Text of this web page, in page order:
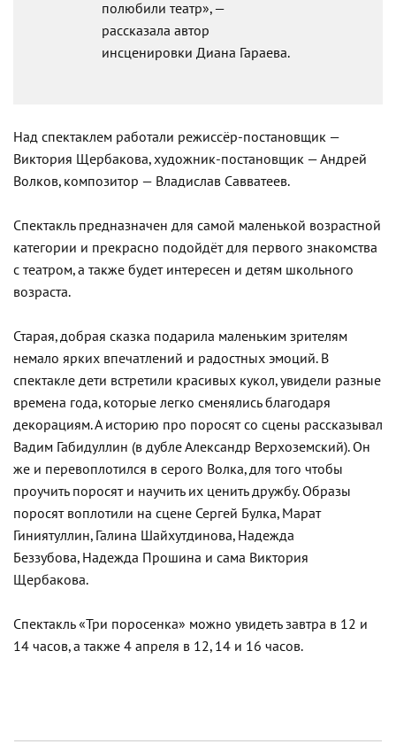
полюбили театр», —
рассказала автор
инсценировки Диана Гараева.
Над спектаклем работали режиссёр-постановщик —
Виктория Щербакова, художник-постановщик — Андрей
Волков, композитор — Владислав Савватеев.
Спектакль предназначен для самой маленькой возрастной
категории и прекрасно подойдёт для первого знакомства
с театром, а также будет интересен и детям школьного
возраста.
Старая, добрая сказка подарила маленьким зрителям
немало ярких впечатлений и радостных эмоций. В
спектакле дети встретили красивых кукол, увидели разные
времена года, которые легко сменялись благодаря
декорациям. А историю про поросят со сцены рассказывал
Вадим Габидуллин (в дубле Александр Верхоземский). Он
же и перевоплотился в серого Волка, для того чтобы
проучить поросят и научить их ценить дружбу. Образы
поросят воплотили на сцене Сергей Булка, Марат
Гиниятуллин, Галина Шайхутдинова, Надежда
Беззубова, Надежда Прошина и сама Виктория
Щербакова.
Спектакль «Три поросенка» можно увидеть завтра в 12 и
14 часов, а также 4 апреля в 12, 14 и 16 часов.